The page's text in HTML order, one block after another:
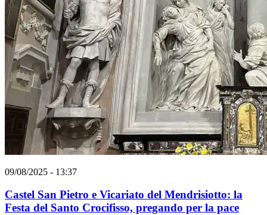
09/08/2025 - 13:37
Castel San Pietro e Vicariato del Mendrisiotto: la
Festa del Santo Crocifisso, pregando per la pace